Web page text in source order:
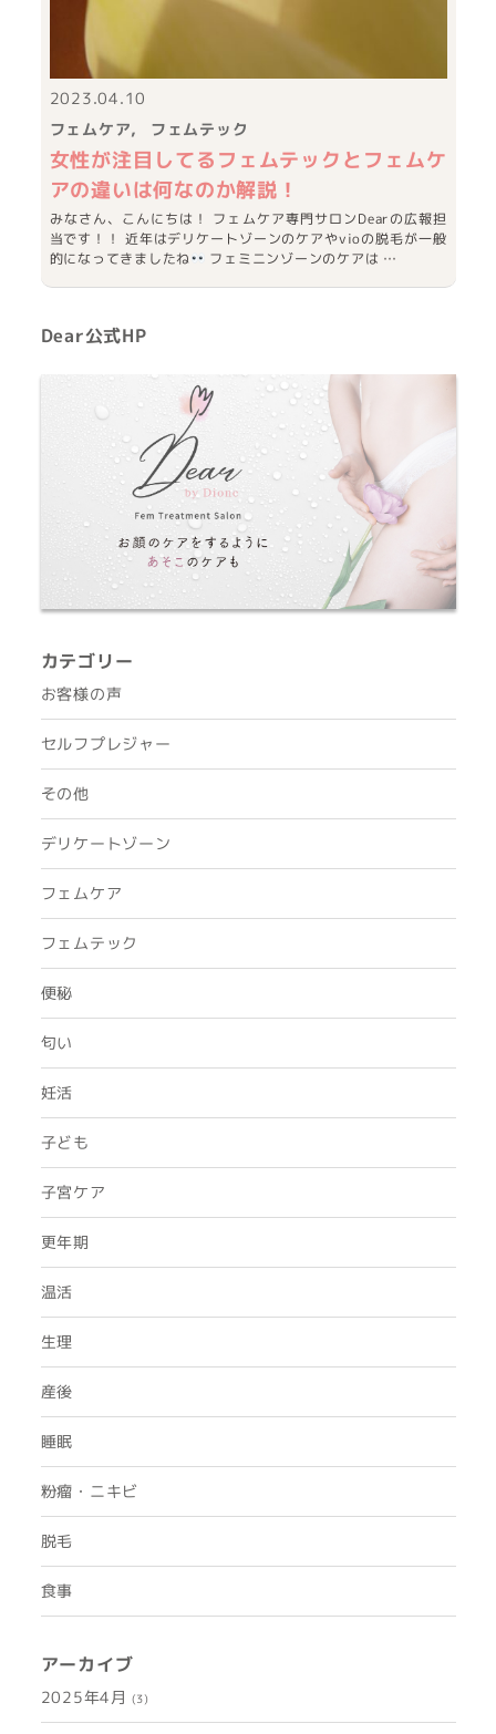
2023.04.10
フェムケア
フェムテック
女性が注目してるフェムテックとフェムケ
アの違いは何なのか解説！
みなさん、こんにちは！ フェムケア専門サロンDearの広報担
当です！！ 近年はデリケートゾーンのケアやvioの脱毛が一般
的になってきましたね
フェミニンゾーンのケアは …
Dear公式HP
カテゴリー
お客様の声
セルフプレジャー
その他
デリケートゾーン
フェムケア
フェムテック
便秘
匂い
妊活
子ども
子宮ケア
更年期
温活
生理
産後
睡眠
粉瘤・ニキビ
脱毛
食事
アーカイブ
2025年4月 (3)